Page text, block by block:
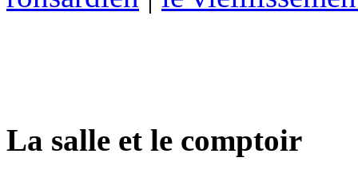
La salle et le comptoir